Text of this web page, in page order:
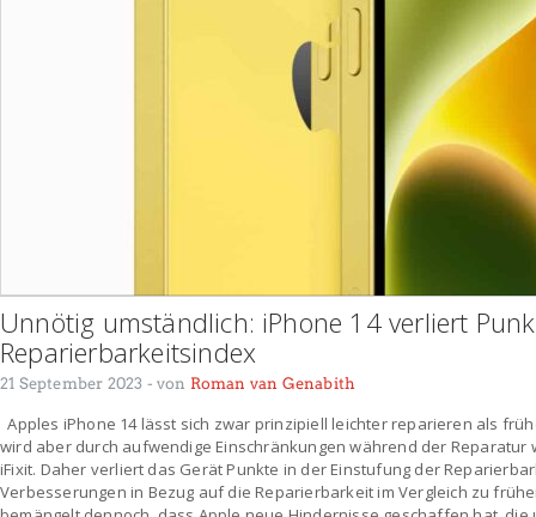
Unnötig umständlich: iPhone 14 verliert
Reparierbarkeitsindex
21 September 2023 - von Roman van Genabith
Apples iPhone 14 lässt sich zwar prinzipiell leichter reparieren als
wird aber durch aufwendige Einschränkungen während der Reparatur
iFixit. Daher verliert das Gerät Punkte in der Einstufung der
Verbesserungen in Bezug auf die Reparierbarkeit im Vergleich zu